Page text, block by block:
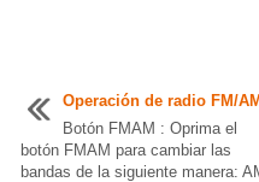
Operación de radio FM/AM
Botón FMAM : Oprima el
botón FMAM para cambiar las
bandas de la siguiente manera: